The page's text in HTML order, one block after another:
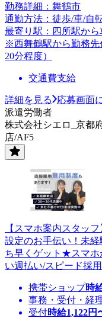
勤務詳細：舞鶴市
通勤方法：徒歩/車/自
最寄り駅：四所駅から
※西舞鶴駅から勤務先
20分程度）
交通費支給
詳細を見る
応募画面
派遣労働者
株式会社シエロ_京都
店/AF5
【スマホ案内スタッ
設定のお手伝い！未
ち早くゲット★スマホ
い週払い/スピード採
携帯ショップ時
事務・受付・経
受付時給1,122円